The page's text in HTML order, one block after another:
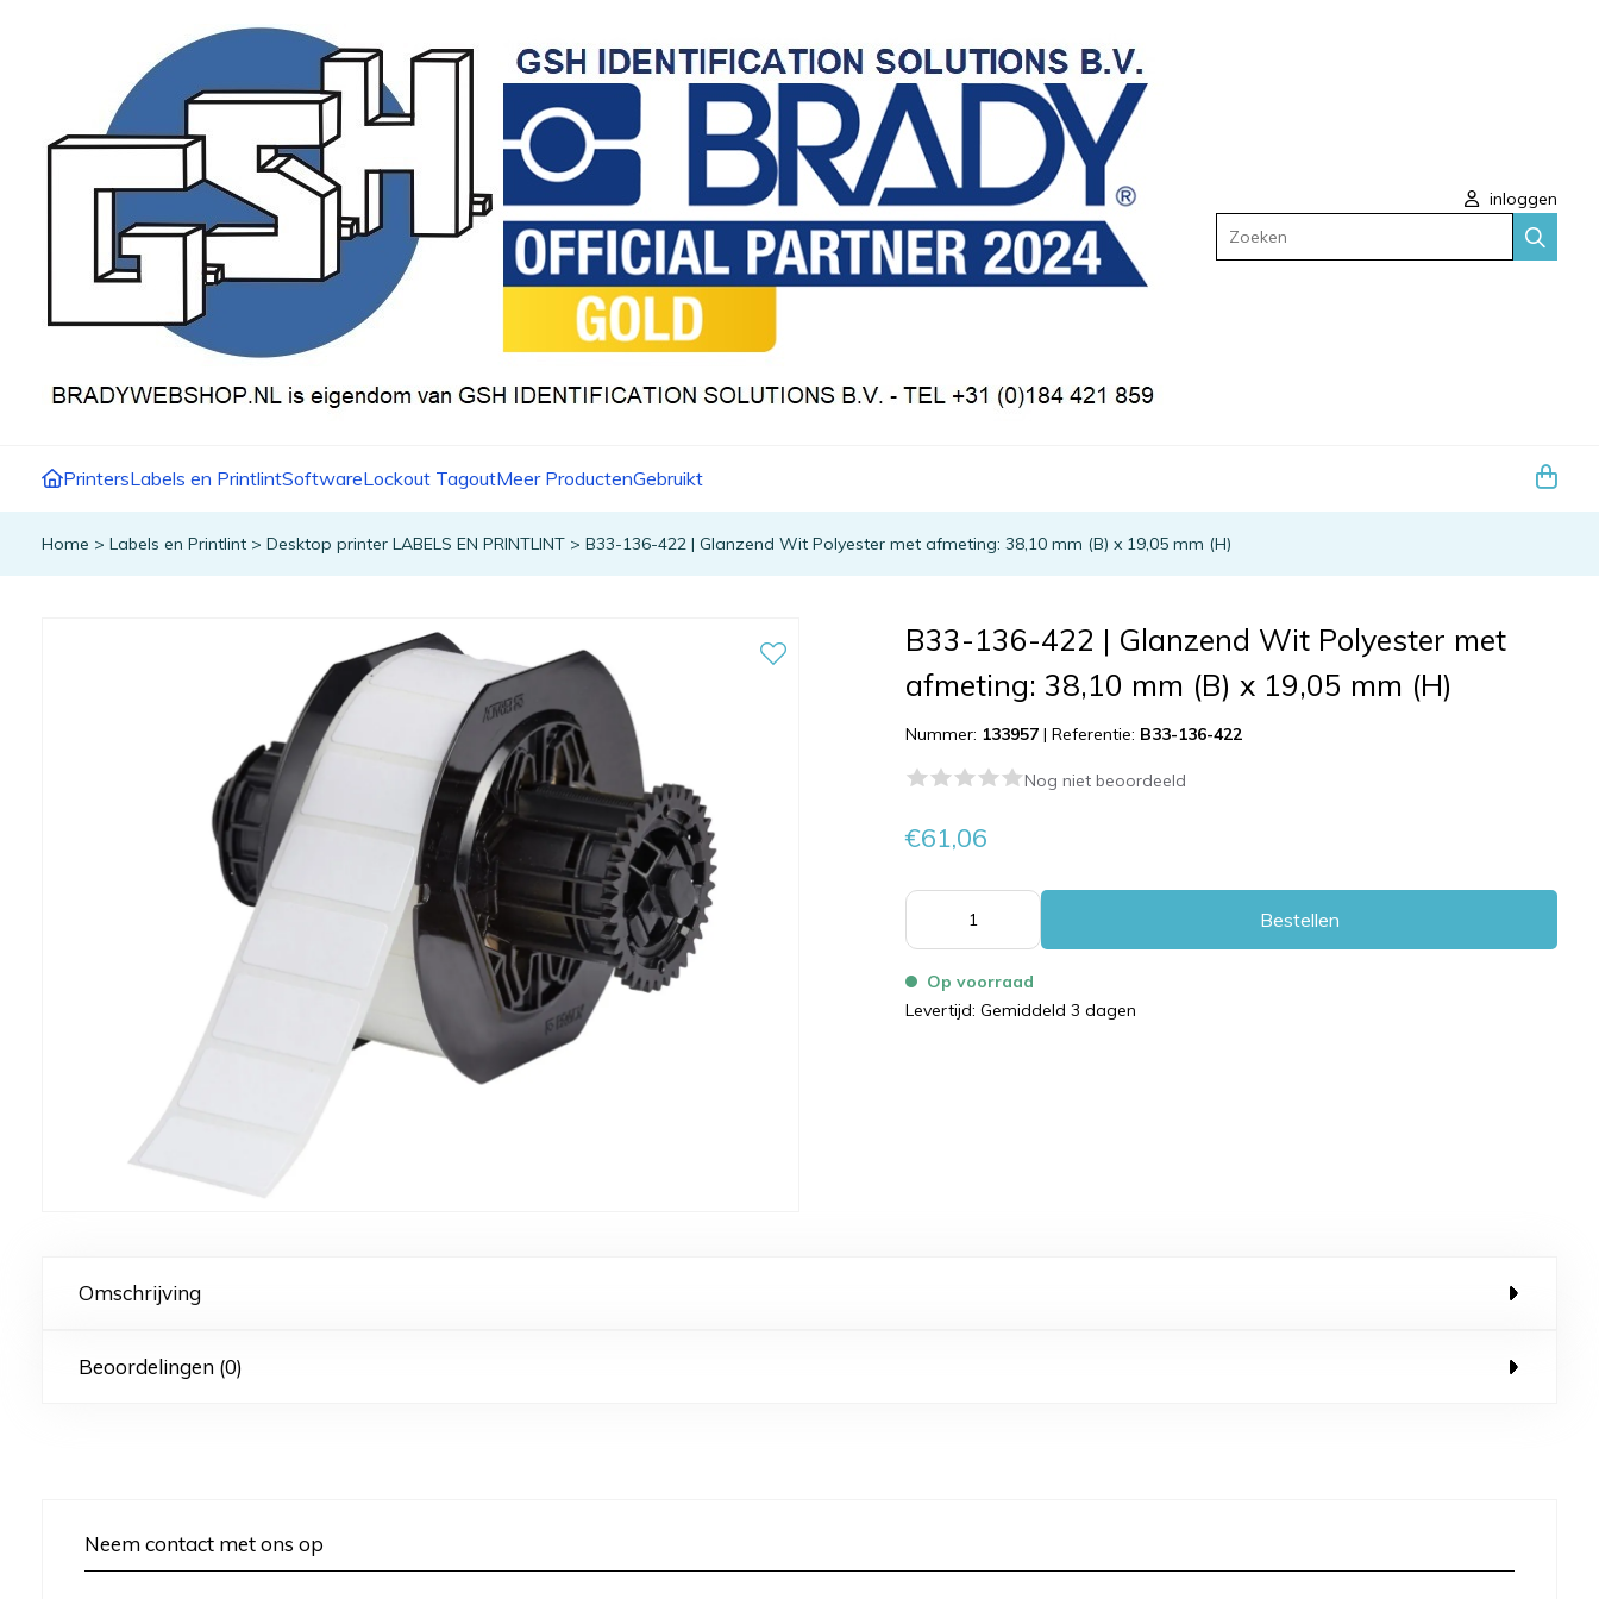
inloggen
Zoeken
PrintersLabels en PrintlintSoftwareLockout TagoutMeer ProductenGebruikt
Home > Labels en Printlint > Desktop printer LABELS EN PRINTLINT > B33-136-422 | Glanzend Wit Polyester met afmeting: 38,10 mm (B) x 19,05 mm (H)
B33-136-422 | Glanzend Wit Polyester met
afmeting: 38,10 mm (B) x 19,05 mm (H)
Nummer: 133957 |Referentie: B33-136-422
Nog niet beoordeeld
€61,06
Bestellen
Op voorraad
Levertijd: Gemiddeld 3 dagen
Omschrijving
Beoordelingen (0)
Neem contact met ons op